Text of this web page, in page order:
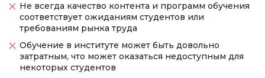
Не всегда качество контента и программ обучения
соответствует ожиданиям студентов или
требованиям рынка труда
Обучение в институте может быть довольно
затратным, что может оказаться недоступным для
некоторых студентов